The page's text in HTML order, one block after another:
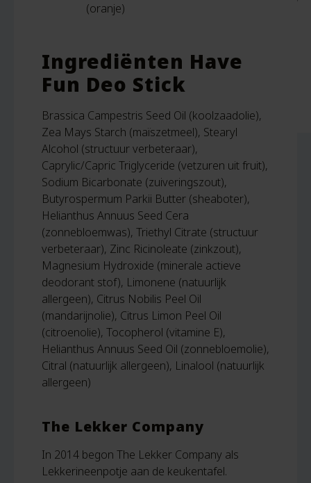
(oranje)
Ingrediënten Have
Fun Deo Stick
Brassica Campestris Seed Oil (koolzaadolie),
Zea Mays Starch (maïszetmeel), Stearyl
Alcohol (structuur verbeteraar),
Caprylic/Capric Triglyceride (vetzuren uit fruit),
Sodium Bicarbonate (zuiveringszout),
Butyrospermum Parkii Butter (sheaboter),
Helianthus Annuus Seed Cera
(zonnebloemwas), Triethyl Citrate (structuur
verbeteraar), Zinc Ricinoleate (zinkzout),
Magnesium Hydroxide (minerale actieve
deodorant stof), Limonene (natuurlijk
allergeen), Citrus Nobilis Peel Oil
(mandarijnolie), Citrus Limon Peel Oil
(citroenolie), Tocopherol (vitamine E),
Helianthus Annuus Seed Oil (zonnebloemolie),
Citral (natuurlijk allergeen), Linalool (natuurlijk
allergeen)
The Lekker Company
In 2014 begon The Lekker Company als
Lekkerineenpotje aan de keukentafel.